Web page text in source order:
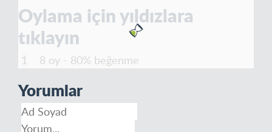
Oylama için yıldızlara
tıklayın
8 oy - 80% beğenme
Yorumlar